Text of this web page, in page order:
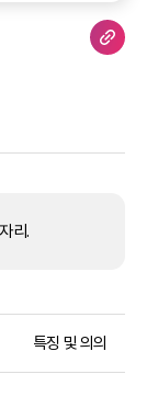
리.
특징 및 의의